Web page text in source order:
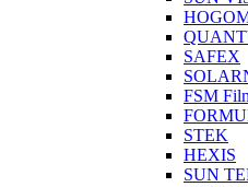
SAFEX
FSM
STEK
HEXIS
SUN